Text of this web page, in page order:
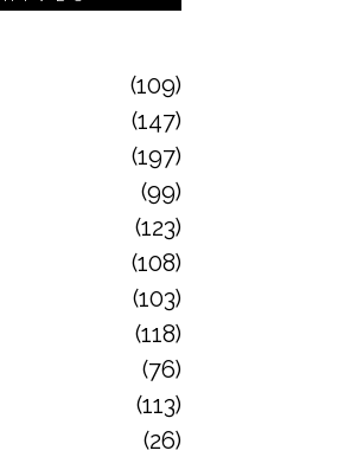
109
147
197
99
123
108
103
118
76
113
26